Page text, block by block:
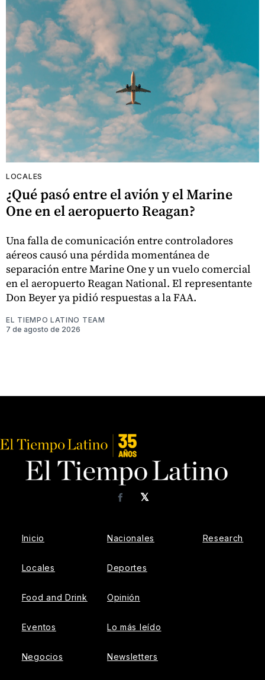
LOCALES
¿Qué pasó entre el avión y el Marine
One en el aeropuerto Reagan?
Una falla de comunicación entre controladores
aéreos causó una pérdida momentánea de
separación entre Marine One y un vuelo comercial
en el aeropuerto Reagan National. El representante
Don Beyer ya pidió respuestas a la FAA.
EL TIEMPO LATINO TEAM
7 de agosto de 2026
𝕏
Facebook
Inicio
Locales
Food and Drink
Eventos
Negocios
Nacionales
Deportes
Opinión
Lo más leído
Newsletters
Research